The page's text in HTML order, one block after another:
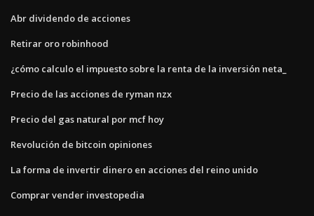
Abr dividendo de acciones
Retirar oro robinhood
¿cómo calculo el impuesto sobre la renta de la inversión neta_
Precio de las acciones de ryman nzx
Precio del gas natural por mcf hoy
Revolución de bitcoin opiniones
La forma de invertir dinero en acciones del reino unido
Comprar vender investopedia